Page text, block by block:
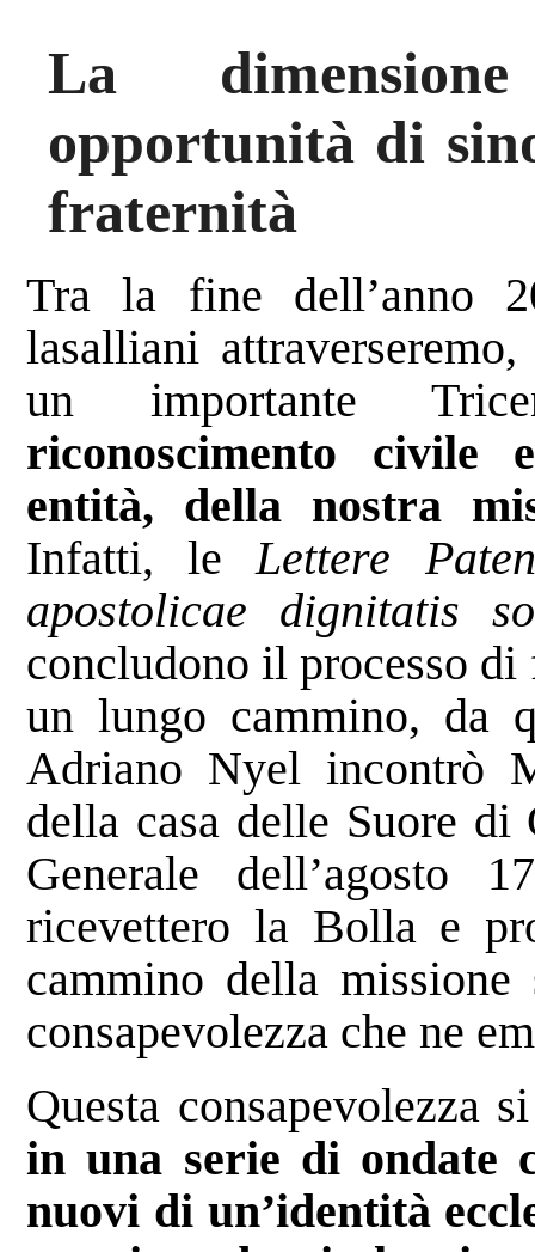
La
opportunità di
fraternità
Tra la fine dell’anno
lasalliani
un importante
riconoscimento civile
entità, della nostra
Infatti, leLettere
apostolicae dignitatis
concludono il processo
un lungo cammino, da
Adriano Nyel incontrò
della casa delle Suore
Generale dell’agosto
ricevettero la Bolla e
cammino della
consapevolezza che ne
Questa consapevolezza
in una serie di ondate
nuovi di un’identità